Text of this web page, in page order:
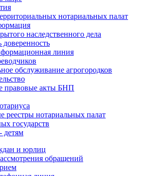
нотариальных палат
наследственного дела
доверенность
линия
обслуживание агрогородков
правовые акты БНП
реестры нотариальных палат
государств
детям
и юрлиц
обращений